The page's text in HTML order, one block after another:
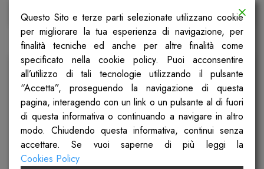
Scopri
Questo Sito e terze parti selezionate utilizzano cookie
per migliorare la tua esperienza di navigazione, per
finalità tecniche ed anche per altre finalità come
specificato nella cookie policy. Puoi acconsentire
all’utilizzo di tali tecnologie utilizzando il pulsante
“Accetta”, proseguendo la navigazione di questa
pagina, interagendo con un link o un pulsante al di fuori
di questa informativa o continuando a navigare in altro
modo. Chiudendo questa informativa, continui senza
accettare. Se vuoi saperne di più leggi la
Cookies Policy